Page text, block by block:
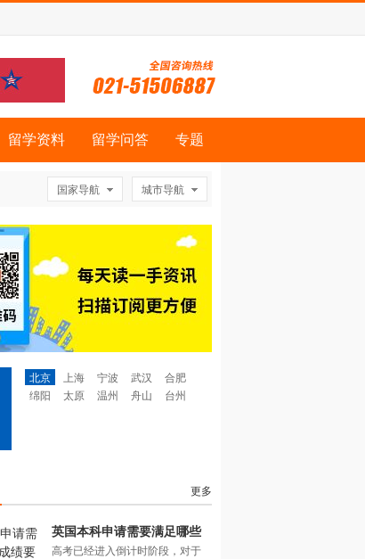
留学资料 留学问答 专题
国家导航 城市导航
北京 上海 宁波 武汉
合肥
绵阳
太原 温州 舟山 台州
更多
英国本科申请需要满足哪些
成绩要求？
高考已经进入倒计时阶段，对于